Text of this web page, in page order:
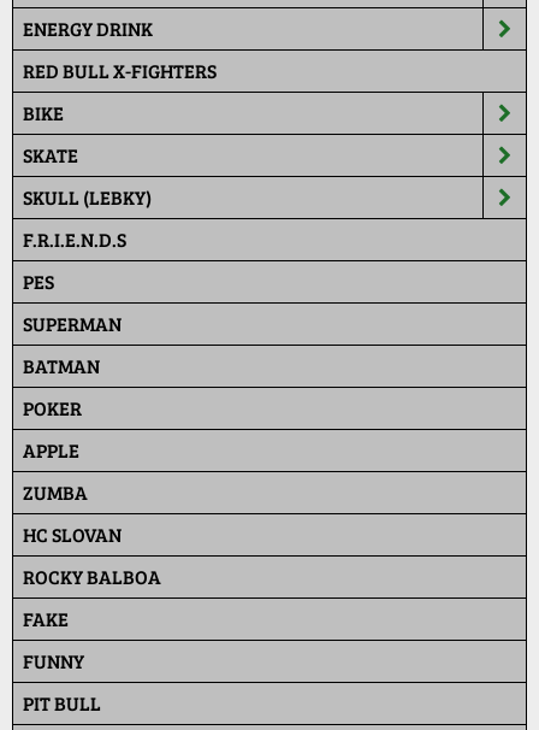
ENERGY DRINK
RED BULL X-FIGHTERS
BIKE
SKATE
SKULL (LEBKY)
F.R.I.E.N.D.S
PES
SUPERMAN
BATMAN
POKER
APPLE
ZUMBA
HC SLOVAN
ROCKY BALBOA
FAKE
FUNNY
PIT BULL